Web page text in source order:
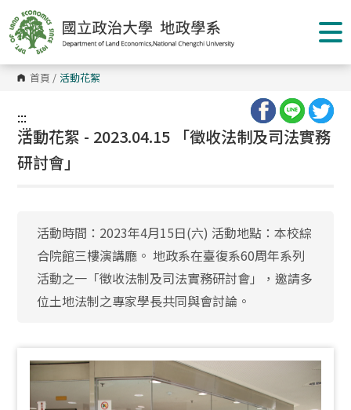
到
主
要
內
容
區 首頁 / 活動花絮
:::
:::
活動花絮 - 2023.04.15 「徵收法制及司法實務
研討會」
活動時間：2023年4月15日(六) 活動地點：本校綜
合院館三樓演講廳。 地政系在臺復系60周年系列
活動之一「徵收法制及司法實務研討會」，邀請多
位土地法制之專家學長共同與會討論。